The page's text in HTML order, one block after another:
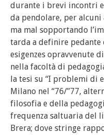
durante i brevi incontri
da pendolare, per alcuni
ma mal sopportando
tarda a definire pedante
esigenzes opravvenute
nella facoltà di
la tesi su “I problemi di
Milano nel “76/”77,
filosofia e della
frequenza saltuaria del
Brera; dove stringe